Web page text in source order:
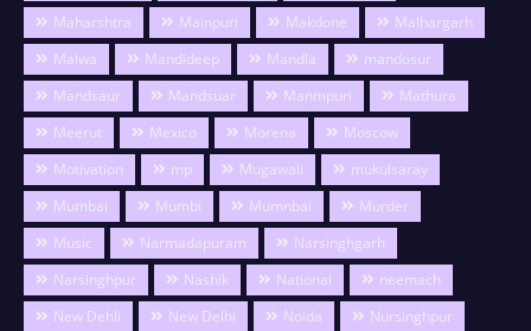
Maharshtra
Mainpuri Makdone
Malhargarh
Malwa
Mandideep Mandla
mandosur
Mandsaur
Mandsuar Manmpuri
Mathura
Meerut
Mexico Morena
Moscow
Motivation
mp Mugawali
mukulsaray
Mumbai
Mumbi Mumnbai
Murder
Music
Narmadapuram
Narsinghgarh
Narsinghpur
Nashik National
neemach
New Dehli
New Delhi Noida
Nursinghpur